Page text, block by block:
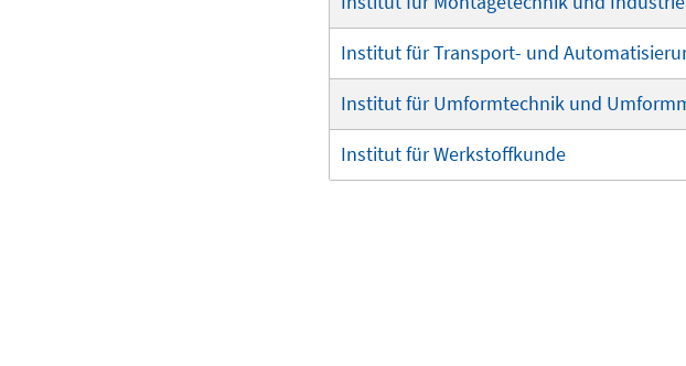
Institut für Transport- und
Institut für Umformtechnik und
Institut für Werkstoffkunde